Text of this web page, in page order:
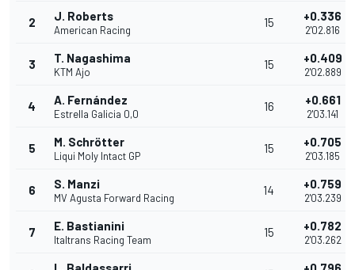
2 J. Roberts
American Racing
15 +0.336
2'02.816
3 T. Nagashima
KTM Ajo
15 +0.409
2'02.889
4 A. Fernández
Estrella Galicia 0,0
16 +0.661
2'03.141
5 M. Schrötter
Liqui Moly Intact GP
15 +0.705
2'03.185
6 S. Manzi
MV Agusta Forward Racing
14 +0.759
2'03.239
7 E. Bastianini
Italtrans Racing Team
15 +0.782
2'03.262